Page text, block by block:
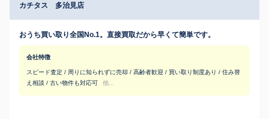
カチタス 多治見店
おうち買い取り全国No.1。直接買取だから早くて簡単です。
会社特徴
スピード査定 / 周りに知られずに売却 / 高齢者歓迎 / 買い取り制度あり / 住み替
え相談 / 古い物件も対応可
他...